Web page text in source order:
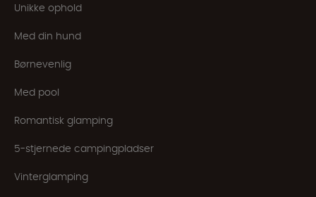
Unikke ophold
Med din hund
Børnevenlig
Med pool
Romantisk glamping
5-stjernede campingpladser
Vinterglamping